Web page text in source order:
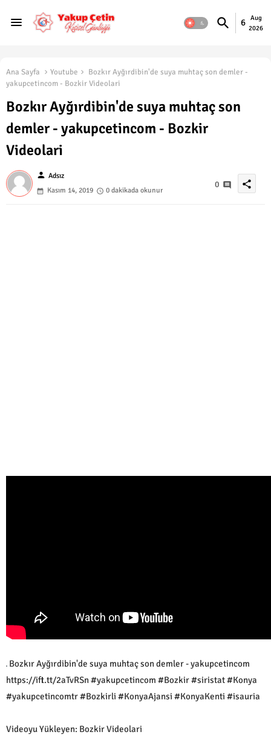
6
Aug
2026
Ana Sayfa Youtube
Bozkır Ayğırdibin'de suya muhtaç son demler -
yakupcetincom - Bozkir Videolari
Bozkır Ayğırdibin'de suya muhtaç son
demler - yakupcetincom - Bozkir
Videolari
person Adsız
Kasım 14, 2019
0 dakikada okunur
0 share
Bozkır Ayğırdibin'de suya muhtaç son demler - yakupcetincom
https://ift.tt/2aTvRSn #yakupcetincom #Bozkir #siristat #Konya
#yakupcetincomtr #Bozkirli #KonyaAjansi #KonyaKenti #isauria
Videoyu Yükleyen: Bozkir Videolari